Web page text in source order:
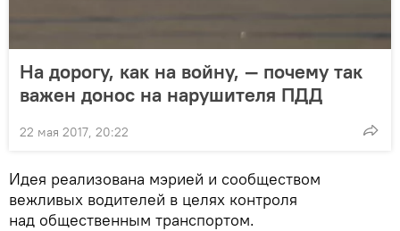
На дорогу, как на войну, — почему так
важен донос на нарушителя ПДД
22 мая 2017, 20:22
Идея реализована мэрией и сообществом
вежливых водителей в целях контроля
над общественным транспортом.